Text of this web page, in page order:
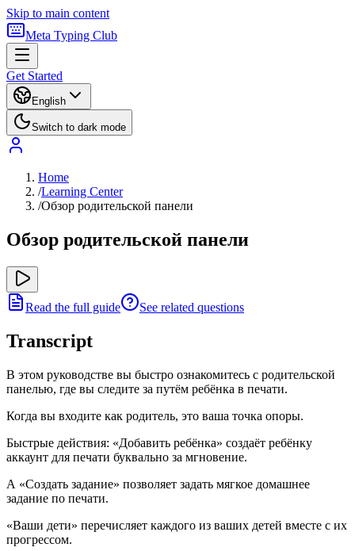
Skip to main content
Meta Typing Club
Get Started
English
Switch to dark mode
Home
/Learning Center
/Обзор родительской панели
Обзор родительской панели
Read the full guide See related questions
Transcript
В этом руководстве вы быстро ознакомитесь с родительской
панелью, где вы следите за путём ребёнка в печати.
Когда вы входите как родитель, это ваша точка опоры.
Быстрые действия: «Добавить ребёнка» создаёт ребёнку
аккаунт для печати буквально за мгновение.
А «Создать задание» позволяет задать мягкое домашнее
задание по печати.
«Ваши дети» перечисляет каждого из ваших детей вместе с их
прогрессом.